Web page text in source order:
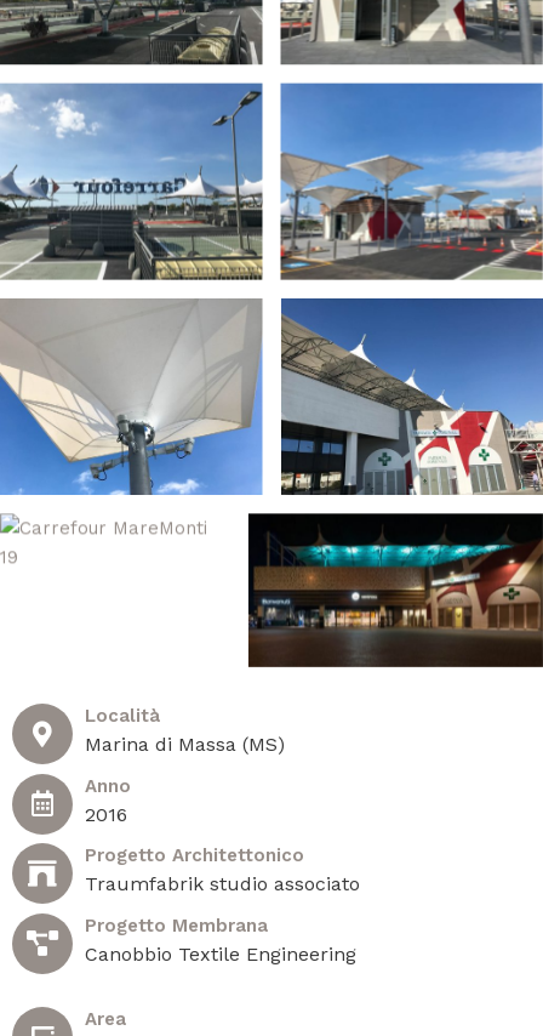
Località
Marina di Massa (MS)
Anno
2016
Progetto Architettonico
Traumfabrik studio associato
Progetto Membrana
Canobbio Textile Engineering
Area